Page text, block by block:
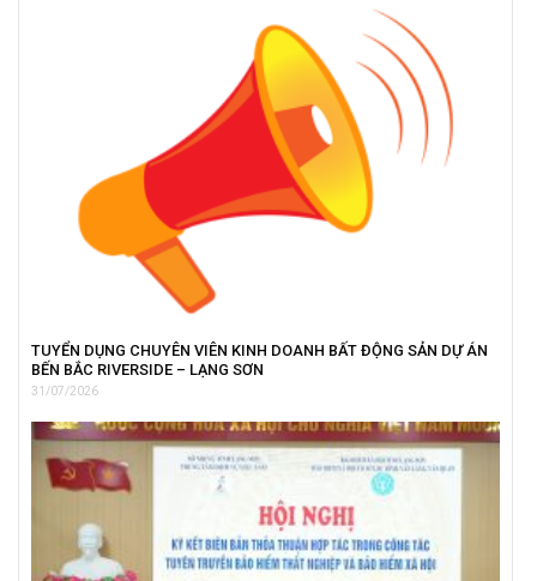
TUYỂN DỤNG CHUYÊN VIÊN KINH DOANH BẤT ĐỘNG SẢN DỰ ÁN
BẾN BẮC RIVERSIDE – LẠNG SƠN
31/07/2026